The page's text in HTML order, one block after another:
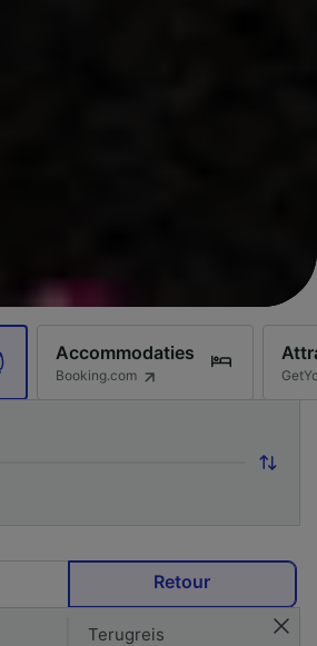
Accommodaties
Booking.com
Retour
Terugreis